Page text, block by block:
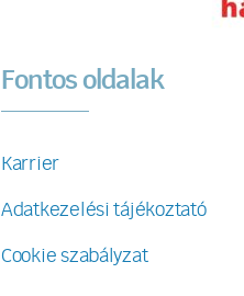
Fontos oldalak
Karrier
Adatkezelési tájékoztató
Cookie szabályzat